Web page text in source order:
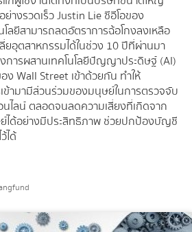
างรวดเร็ว Justin Lie ซีอีโอของ
โลยีสามารถลดอัตราการฉ้อโกงลงเหลือ
ยอุตสาหกรรมได้ในช่วง 10 ปีที่ผ่านมา
การผสานเทคโนโลยีปัญญาประดิษฐ์ (AI)
ง Wall Street เข้าด้วยกัน ทำให้
ข้ามามีส่วนร่วมของมนุษย์ในการตรวจจับ
ไลน์ ตลอดจนลดความเสี่ยงที่เกิดจาก
ด้อย่างมีประสิทธิภาพ ช่วยปกป้องบัญชี
ได้